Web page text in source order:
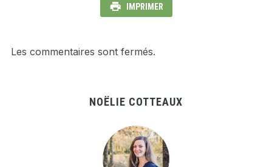
IMPRIMER
Les commentaires sont fermés.
NOËLIE COTTEAUX